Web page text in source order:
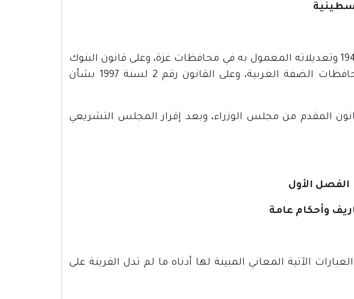
بعد الإطلاع على قانون الصرافة رقم 26 لسنة 1941 وتعديلاته المعمول به في محافظات غزة، وعلى قانون البنوك
المؤقت رقم 94 لسنة 1966 المعمول به في محافظات الضفة الغربية، وعلى القانون رقم 2 لسنة 1997 بشأن
المقدم من مجلس الوزراء، وبعد إقرار المجلس التشريعي
الفصل الأول
وأحكام عامة
الآتية المعاني المبينة لها أدناه ما لم تدل القرينة على